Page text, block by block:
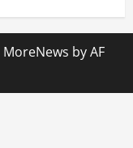
MoreNews by AF